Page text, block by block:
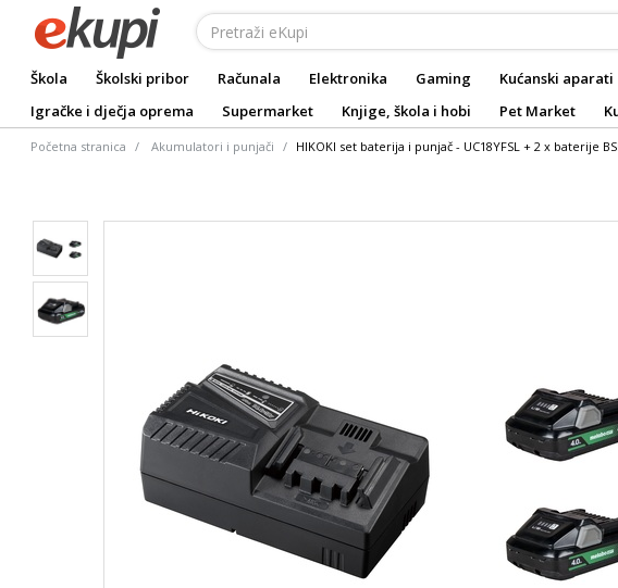
Škola Školski pribor Računala Elektronika Gaming Kućanski aparati
Igračke i dječja oprema
Supermarket Knjige, škola i hobi Pet Market
Početna stranica Akumulatori i punjači HIKOKI set baterija i punjač - UC18YFSL + 2 x baterije